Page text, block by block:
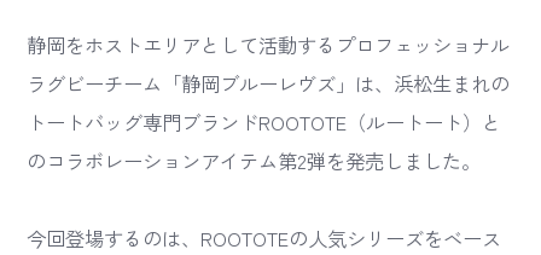
静岡をホストエリアとして活動するプロフェッショナル
ラグビーチーム「静岡ブルーレヴズ」は、浜松生まれの
トートバッグ専門ブランドROOTOTE（ルートート）と
のコラボレーションアイテム第2弾を発売しました。
今回登場するのは、ROOTOTEの人気シリーズをベース